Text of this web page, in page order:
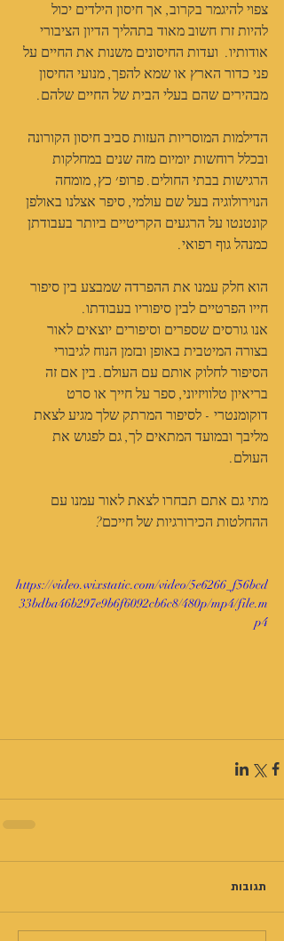
צפוי להיגמר בקרוב, אך חיסון הילדים יכול
להיות זרז חשוב מאוד בתהליך הדיון הציבורי
אודותיו.  ועדות החיסונים משנות את החיים על
פני כדור הארץ או שמא להפך, מנועי החיסון
מבהירים שהם בעלי הבית של החיים שלהם.
הדילמות המוסריות העזות סביב חיסון הקורונה
ובכלל רוחשות יומיום מזה שנים במחלקות
הרגישות בבתי החולים. פרופ׳ כץ, מומחה
הנוירולוגיה בעל שם עולמי, סיפר אצלנו באולפן
קונטנטו על הרגעים הקריטיים ביותר בעבודתן
כמנהל גוף רפואי.
הוא חלק עמנו את ההפרדה שמבצע בין סיפור
חייו הפרטיים לבין סיפוריו בעבודתו.
אנו גורסים שספרים וסיפורים יוצאים לאור
בצורה המיטבית באופן ובזמן הנוח לגיבורי
הסיפור לחלוק אותם עם העולם. בין אם זה
בריאיון טלוויזיוני, ספר על חייך או סרט
דוקומנטרי - לסיפור המרתק שלך מגיע לצאת
מליבך ובמועד המתאים לך, גם לפגוש את
העולם.
מתי גם אתם תבחרו לצאת לאור עמנו עם
ההחלטות הכירורגיות של חייכם?
https://video.wixstatic.com/video/5e6266_f56bcd
33bdba46b297e9b6f6092cb6c8/480p/mp4/file.m
p4
תגובות